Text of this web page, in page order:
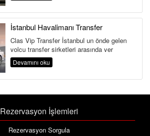
İstanbul Havalimanı Transfer
Clas Vip Transfer İstanbul un önde gelen
yolcu transfer şirketleri arasında yer
edinmeyi başarmış bir İstanbu...
Devamını oku
Rezervasyon İşlemleri
Rezervasyon Sorgula